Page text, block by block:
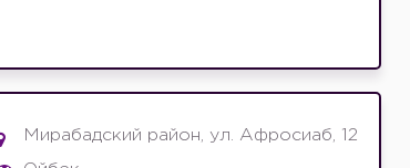
Мирабадский район, ул. Афросиаб, 12